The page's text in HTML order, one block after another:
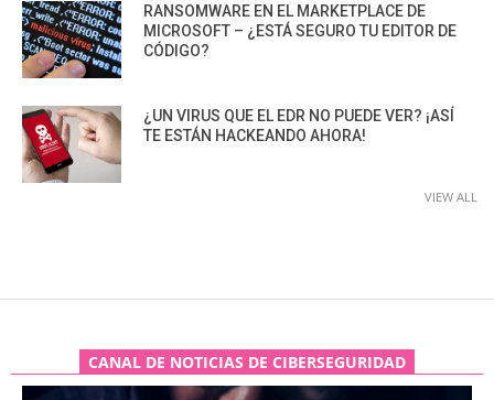
RANSOMWARE EN EL MARKETPLACE DE
MICROSOFT – ¿ESTÁ SEGURO TU EDITOR DE
CÓDIGO?
¿UN VIRUS QUE EL EDR NO PUEDE VER? ¡ASÍ
TE ESTÁN HACKEANDO AHORA!
VIEW ALL
CANAL DE NOTICIAS DE CIBERSEGURIDAD